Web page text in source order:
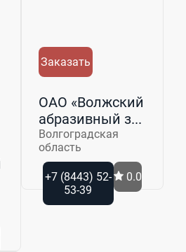
Заказать
ОАО «Волжский
абразивный з...
Волгоградская
область
+7 (8443) 52-
53-39
0.0